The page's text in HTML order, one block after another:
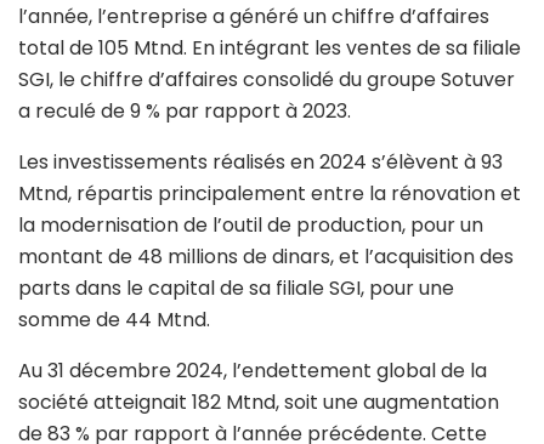
l’année, l’entreprise a généré un chiffre d’affaires
total de 105 Mtnd. En intégrant les ventes de sa filiale
SGI, le chiffre d’affaires consolidé du groupe Sotuver
a reculé de 9 % par rapport à 2023.
Les investissements réalisés en 2024 s’élèvent à 93
Mtnd, répartis principalement entre la rénovation et
la modernisation de l’outil de production, pour un
montant de 48 millions de dinars, et l’acquisition des
parts dans le capital de sa filiale SGI, pour une
somme de 44 Mtnd.
Au 31 décembre 2024, l’endettement global de la
société atteignait 182 Mtnd, soit une augmentation
de 83 % par rapport à l’année précédente. Cette